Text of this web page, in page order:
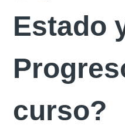
Estado
curso?